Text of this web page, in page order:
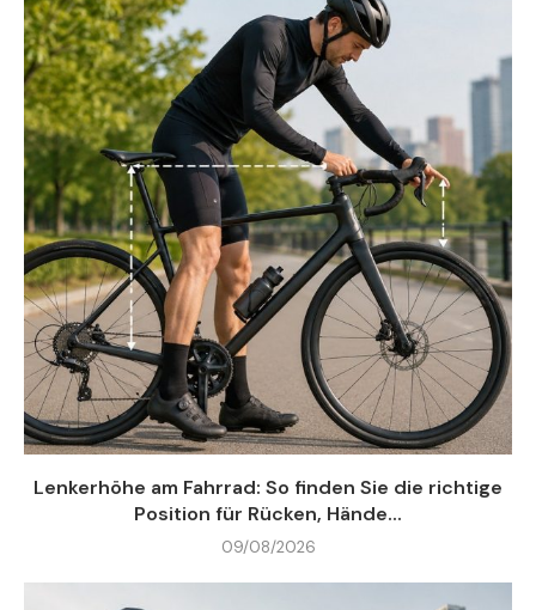
Lenkerhöhe am Fahrrad: So finden Sie die richtige
Position für Rücken, Hände...
09/08/2026